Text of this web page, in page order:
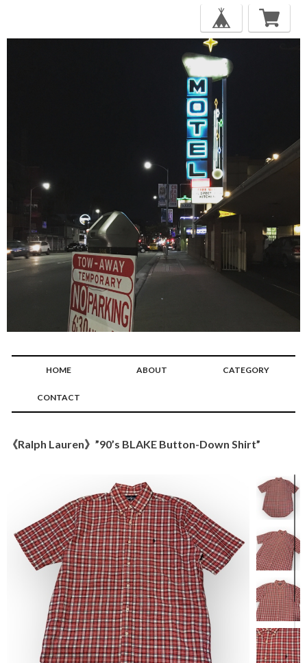
HOME ABOUT CATEGORY
CONTACT
《Ralph Lauren》”90’s BLAKE Button-Down Shirt”